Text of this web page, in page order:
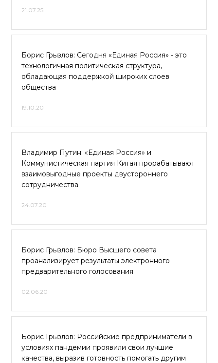
21.07.25
Борис Грызлов: Сегодня «Единая Россия» - это
технологичная политическая структура,
обладающая поддержкой широких слоев
общества
19.10.20
Владимир Путин: «Единая Россия» и
Коммунистическая партия Китая прорабатывают
взаимовыгодные проекты двустороннего
сотрудничества
24.07.20
Борис Грызлов: Бюро Высшего совета
проанализирует результаты электронного
предварительного голосования
02.06.20
Борис Грызлов: Российские предприниматели в
условиях пандемии проявили свои лучшие
качества, выразив готовность помогать другим